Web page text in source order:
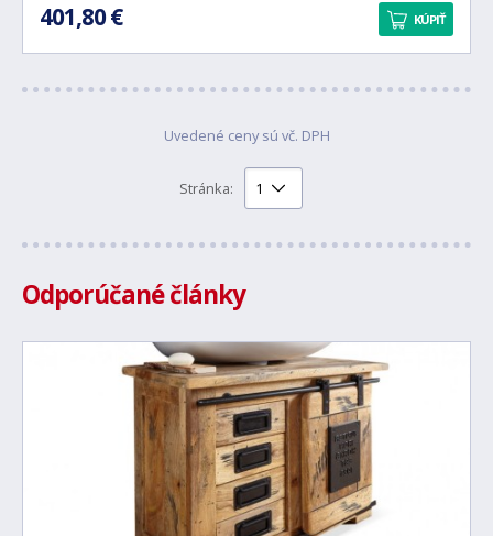
401,80 € KÚPIŤ
Uvedené ceny sú vč. DPH
Stránka:
Odporúčané články